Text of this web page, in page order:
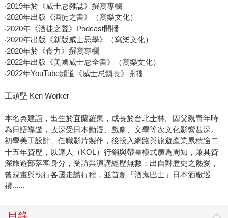
‧2019年於《威士忌雜誌》撰寫專欄
‧2020年出版《酒徒之書》（寫樂文化）
‧2020年《酒徒之聲》Podcast開播
‧2020年出版《新版威士忌學》（寫樂文化）
‧2020年於《食力》撰寫專欄
‧2022年出版《美國威士忌全書》（寫樂文化）
‧2022年YouTube頻道《威士忌鎮長》開播
工頭堅 Ken Worker
本名吳建誼，出生於宜蘭羅東，成長於台北士林。因父親青年時
為日語導遊，故深受日本動漫、戲劇、文學等次文化影響甚深。
初學美工設計、任職影片製作，後投入網路與旅遊產業累積逾二
十五年資歷，以達人（KOL）行銷與帶團模式廣為周知，兼具資
深旅遊部落客身分，受訪與演講經歷無數；出自對歷史之熱愛，
曾規畫與執行各國走讀行程，並首創「酒鬼巴士」日本酒廠巡
禮......